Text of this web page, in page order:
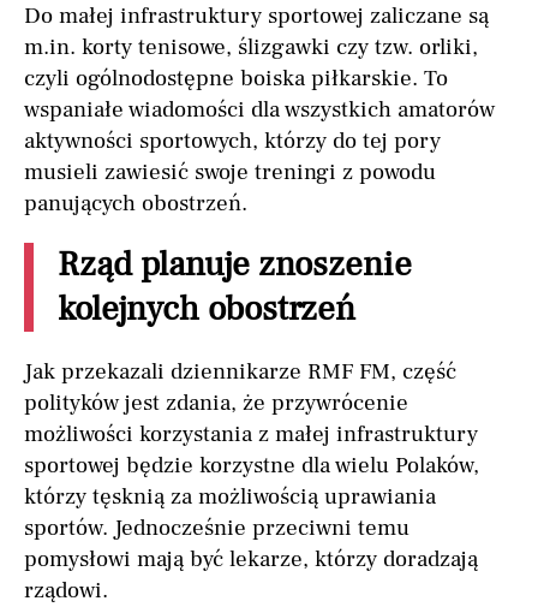
Do małej infrastruktury sportowej zaliczane są
m.in. korty tenisowe, ślizgawki czy tzw. orliki,
czyli ogólnodostępne boiska piłkarskie. To
wspaniałe wiadomości dla wszystkich amatorów
aktywności sportowych, którzy do tej pory
musieli zawiesić swoje treningi z powodu
panujących obostrzeń.
Rząd planuje znoszenie
kolejnych obostrzeń
Jak przekazali dziennikarze RMF FM, część
polityków jest zdania, że przywrócenie
możliwości korzystania z małej infrastruktury
sportowej będzie korzystne dla wielu Polaków,
którzy tęsknią za możliwością uprawiania
sportów. Jednocześnie przeciwni temu
pomysłowi mają być lekarze, którzy doradzają
rządowi.